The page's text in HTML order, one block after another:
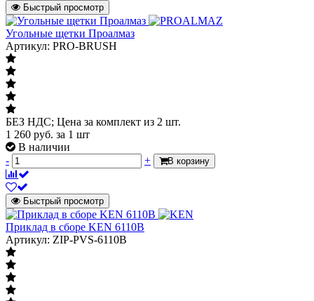
Быстрый просмотр
Угольные щетки Проалмаз
Артикул: PRO-BRUSH
БЕЗ НДС; Цена за комплект из 2 шт.
1 260 руб. за 1 шт
В наличии
-
+ В корзину
Быстрый просмотр
Приклад в сборе KEN 6110B
Артикул: ZIP-PVS-6110B